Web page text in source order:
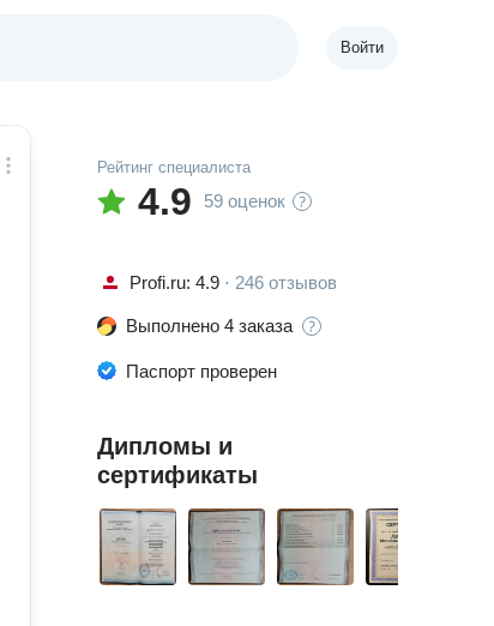
Войти
Рейтинг специалиста
4.9 59 оценок
Profi.ru: 4.9 ⋅ 246 отзывов
Выполнено 4 заказа
Паспорт проверен
Дипломы и
сертификаты